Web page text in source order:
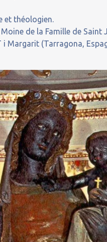
et théologien.
de la Famille de Saint
i Margarit (Tarragona,